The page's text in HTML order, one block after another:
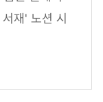
재' 노션 시